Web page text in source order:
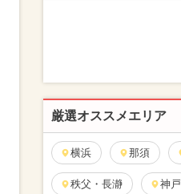
厳選オススメエリア
横浜 那須
秩父・長瀞 神戸